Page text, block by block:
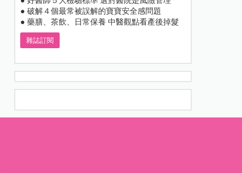
● 破解４個最常被誤解的寶寶安全感問題
● 藥膳、茶飲、日常保養 中醫觀點看產後掉髮
雜誌訂閱